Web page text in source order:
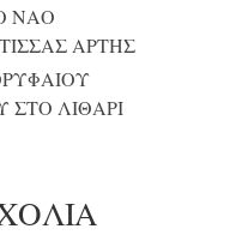
ΝΑΟ
ΑΡΤΗΣ
ΛΙΘΑΡΙ